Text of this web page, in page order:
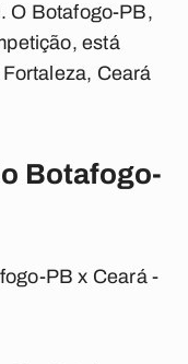
O Botafogo-PB,
está
Ceará
Botafogo-
PB x Ceará -